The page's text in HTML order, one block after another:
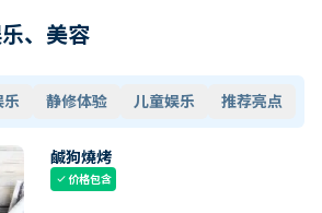
、美容
静修体验 儿童娱乐 推荐亮点
鹹狗燒烤
check价格包含